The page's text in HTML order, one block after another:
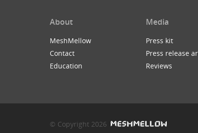
About
MeshMellow
Contact
Education
Media
Press kit
Press release
Reviews
© Copyright 2026